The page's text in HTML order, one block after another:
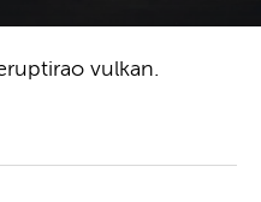
vulkan.